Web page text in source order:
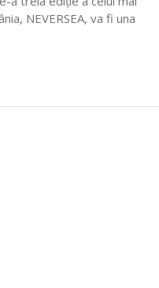
NEVERSEA, va fi una